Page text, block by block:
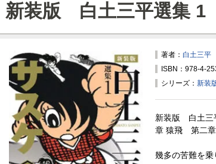
新装版 白土三平選集
著者： 白土三平
ISBN：978-4-
シリーズ： 新装
新装版 白土
章 猿飛 第二
幾多の苦難を